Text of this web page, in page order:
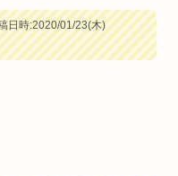
日時:2020/01/23(木)